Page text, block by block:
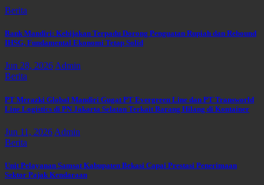
Berita
Bank Mandiri: Kebijakan Terpadu Dorong Penguatan Rupiah dan Rebound
IHSG, Fundamental Ekonomi Tetap Solid
Jun 28, 2026Admin
Berita
PT Merazki Global Mandiri Gugat PT Evergreen Line dan PT Transworld
Line Logistics di PN Jakarta Selatan Terkait Barang Hilang di Kontainer
Jun 11, 2026 Admin
Berita
Unit Pelayanan Samsat Kabupaten Bekasi Capai Prestasi Penerimaan
Sektor Pajak Kendaraan